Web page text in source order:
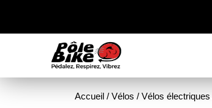
Accueil / Vélos / Vélos électriques